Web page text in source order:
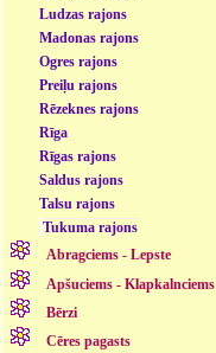
Ludzas rajons
Madonas rajons
Ogres rajons
Preiļu rajons
Rēzeknes rajons
Rīga
Rīgas rajons
Saldus rajons
Talsu rajons
Tukuma rajons
Abragciems - Lepste
Apšuciems - Klapkalnciems
Bērzi
Cēres pagasts